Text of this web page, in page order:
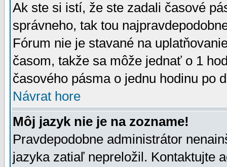
Ak ste si istí, že ste zadali časové
správneho, tak tou
Fórum nie je stavané na
časom, takže sa môže jednať o 1
časového pásma o jednu hodinu po
Návrat hore
Môj jazyk nie je na zozname!
Pravdepodobne administrátor
jazyka zatiaľ nepreložil. Kontaktujte